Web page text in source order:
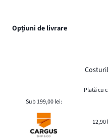
Opțiuni de livrare
Plată cu
Sub 199,00 lei:
12,90